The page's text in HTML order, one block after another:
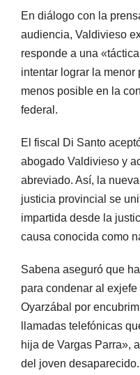
En diálogo con la
audiencia, Valdivieso
responde a una
intentar lograr la
menos posible en la
federal.
El fiscal Di Santo
abogado Valdivieso y
abreviado. Así, la
justicia provincial se
impartida desde la
causa conocida como
Sabena aseguró que
para condenar al
Oyarzábal por
llamadas telefónicas
hija de Vargas Parra»,
del joven